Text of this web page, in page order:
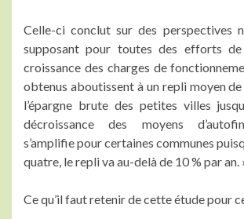
Celle-ci conclut sur des perspectives
supposant pour toutes des efforts
croissance des charges de
obtenus aboutissent à un repli moyen
l’épargne brute des petites villes
décroissance des moyens
s’amplifie pour certaines communes
quatre, le repli va au-delà de 10 % par an.
Ce qu’il faut retenir de cette étude pour